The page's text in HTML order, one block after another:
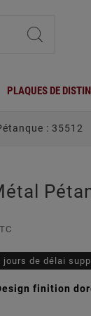
PLAQUES DE
: 35512
jours de délai
finition